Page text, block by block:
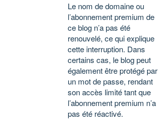
Le nom de domaine ou
l’abonnement premium de
ce blog n’a pas été
renouvelé, ce qui explique
cette interruption. Dans
certains cas, le blog peut
également être protégé par
un mot de passe, rendant
son accès limité tant que
l’abonnement premium n’a
pas été réactivé.